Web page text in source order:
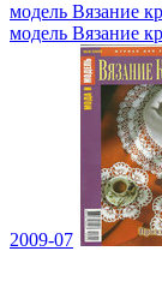
модель Вязание
модель Вязание
2009-07